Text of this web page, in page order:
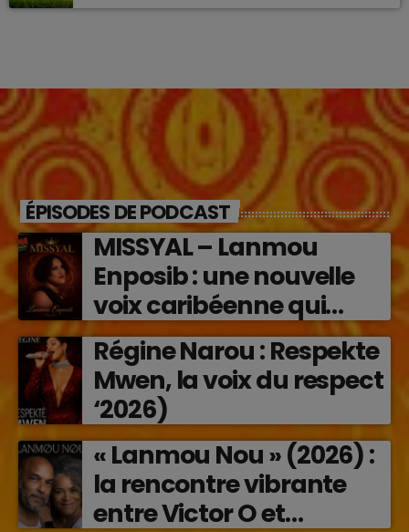
ÉPISODES DE PODCAST
MISSYAL – Lanmou
Enposib : une nouvelle
voix caribéenne qui
transforme les émotions
en musique (2026)
Régine Narou : Respekte
Mwen, la voix du respect
‘2026)
« Lanmou Nou » (2026) :
la rencontre vibrante
entre Victor O et